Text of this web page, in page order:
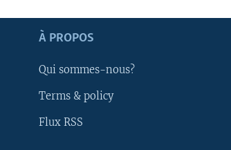
SUIVEZ-NOUS
Langues
À PROPOS
Qui sommes-nous?
Terms & policy
Flux RSS